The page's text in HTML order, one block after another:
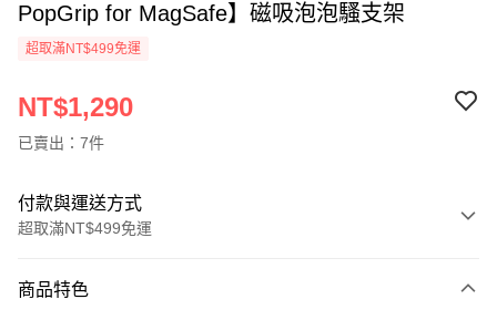
PopGrip for MagSafe】磁吸泡泡騷支架
超取滿NT$499免運
NT$1,290
已賣出：7件
付款與運送方式
超取滿NT$499免運
信用卡一次付款
商品特色